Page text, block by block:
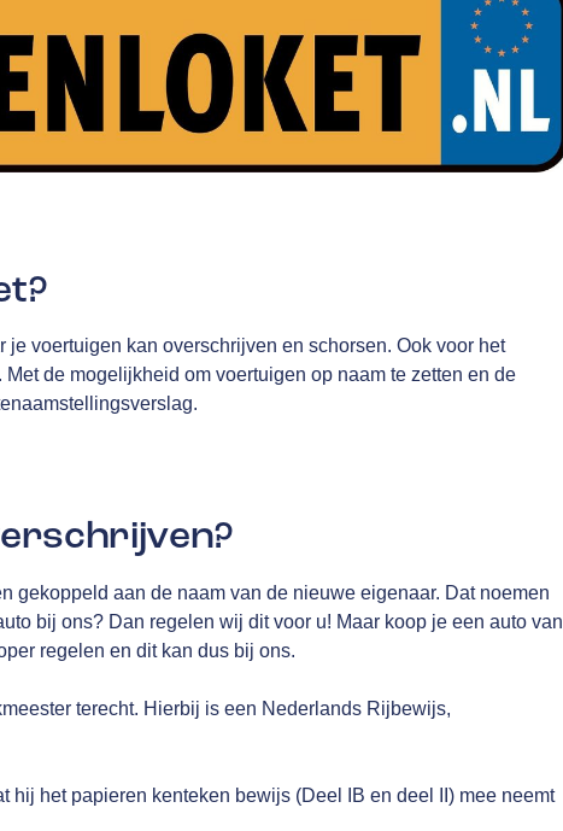
voertuigen kan overschrijven en schorsen. Ook voor het
de mogelijkheid om voertuigen op naam te zetten en de
gekoppeld aan de naam van de nieuwe eigenaar. Dat noemen
bij ons? Dan regelen wij dit voor u! Maar koop je een auto van
regelen en dit kan dus bij ons.
terecht. Hierbij is een Nederlands Rijbewijs,
hij het papieren kenteken bewijs (Deel IB en deel II) mee neemt